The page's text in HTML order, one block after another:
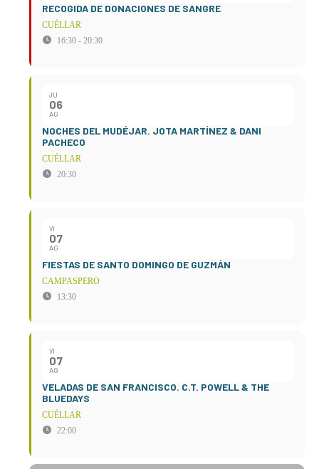
RECOGIDA DE DONACIONES DE SANGRE
CUÉLLAR
16:30 - 20:30
JU
06
AG
NOCHES DEL MUDÉJAR. JOTA MARTÍNEZ & DANI
PACHECO
CUÉLLAR
20:30
VI
07
AG
FIESTAS DE SANTO DOMINGO DE GUZMÁN
CAMPASPERO
13:30
VI
07
AG
VELADAS DE SAN FRANCISCO. C.T. POWELL & THE
BLUEDAYS
CUÉLLAR
22:00